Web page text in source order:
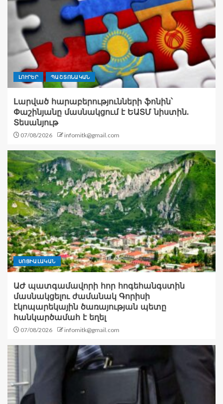
ԼՈՒՐԵՐ ՊԱՇՏՈՆԱԿԱՆ
Լարված հարաբերությունների ֆոնին՝
Փաշինյանը մասնակցում է ԵԱՏՄ նիստին.
Տեսանյութ
07/08/2026 infomitk@gmail.com
ՍՈՑԻԱԼԱԿԱՆ
ԱԺ պատգամավորի հոր հոգեհանգստին
մասնակցելու ժամանակ Գորիսի
էկոպարեկային ծառայության պետը
հանկարծամահ է եղել
07/08/2026 infomitk@gmail.com